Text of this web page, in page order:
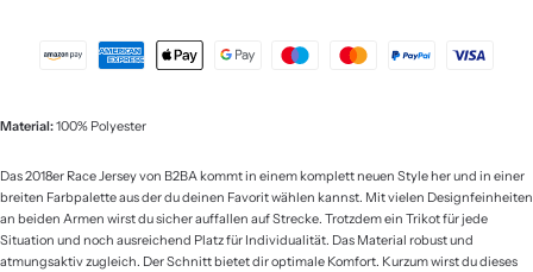
Material:100% Polyester
Das 2018er Race Jersey von B2BA kommt in einem komplett neuen Style her und in einer
breiten Farbpalette aus der du deinen Favorit wählen kannst. Mit vielen Designfeinheiten
an beiden Armen wirst du sicher auffallen auf Strecke. Trotzdem ein Trikot für jede
Situation und noch ausreichend Platz für Individualität. Das Material robust und
atmungsaktiv zugleich. Der Schnitt bietet dir optimale Komfort. Kurzum wirst du dieses